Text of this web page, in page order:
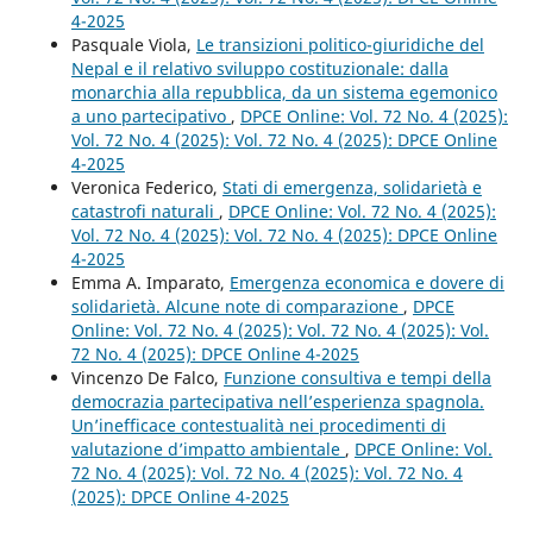
4-2025
Pasquale Viola, Le transizioni politico-giuridiche del
Nepal e il relativo sviluppo costituzionale: dalla
monarchia alla repubblica, da un sistema egemonico
a uno partecipativo , DPCE Online: Vol. 72 No. 4 (2025):
Vol. 72 No. 4 (2025): Vol. 72 No. 4 (2025): DPCE Online
4-2025
Veronica Federico, Stati di emergenza, solidarietà e
catastrofi naturali , DPCE Online: Vol. 72 No. 4 (2025):
Vol. 72 No. 4 (2025): Vol. 72 No. 4 (2025): DPCE Online
4-2025
Emma A. Imparato, Emergenza economica e dovere di
solidarietà. Alcune note di comparazione , DPCE
Online: Vol. 72 No. 4 (2025): Vol. 72 No. 4 (2025): Vol.
72 No. 4 (2025): DPCE Online 4-2025
Vincenzo De Falco, Funzione consultiva e tempi della
democrazia partecipativa nell’esperienza spagnola.
Un’inefficace contestualità nei procedimenti di
valutazione d’impatto ambientale , DPCE Online: Vol.
72 No. 4 (2025): Vol. 72 No. 4 (2025): Vol. 72 No. 4
(2025): DPCE Online 4-2025